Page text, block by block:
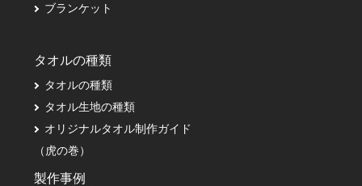
ブランケット
タオルの種類
タオルの種類
タオル生地の種類
オリジナルタオル制作ガイド
（虎の巻）
製作事例